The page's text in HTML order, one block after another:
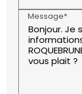
Message*